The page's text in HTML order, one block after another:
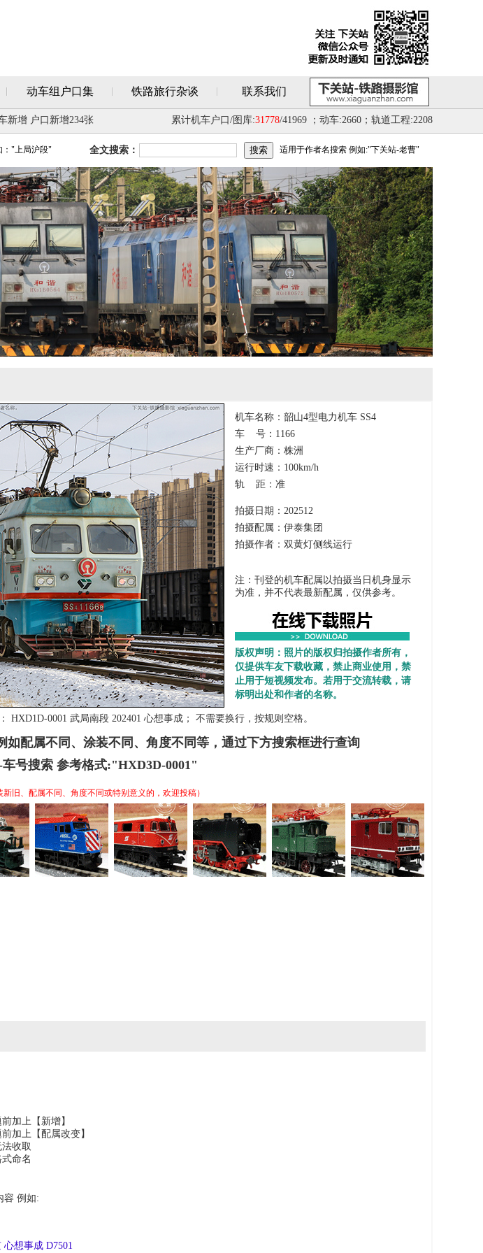
动车组户口集 铁路旅行杂谈 联系我们
新增 户口新增234张 累计机车户口/图库:31778/41969 ；动车:2660；轨道工程:2208
："上局沪段" 全文搜索： 适用于作者名搜索 例如:"下关站-老曹"
机车名称：韶山4型电力机车 SS4
车 号：1166
生产厂商：株洲
运行时速：100km/h
轨 距：准
拍摄日期：202512
拍摄配属：伊泰集团
拍摄作者：双黄灯侧线运行
注：刊登的机车配属以拍摄当日机身显示
为准，并不代表最新配属，仅供参考。
版权声明：照片的版权归拍摄作者所有，
仅提供车友下载收藏，禁止商业使用，禁
止用于短视频发布。若用于交流转载，请
标明出处和作者的名称。
0001 武局南段 202401 心想事成； 不需要换行，按规则空格。
如配属不同、涂装不同、角度不同等，通过下方搜索框进行查询
车号搜索 参考格式:"HXD3D-0001"
旧、配属不同、角度不同或特别意义的，欢迎投稿）
加上【新增】
加上【配属改变】
收取
命名
容 例如:
心想事成 D7501